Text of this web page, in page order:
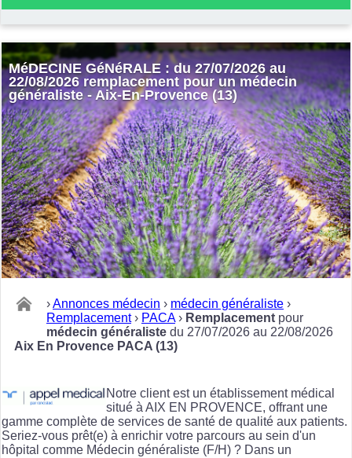
MéDECINE GéNéRALE : du 27/07/2026 au
22/08/2026 remplacement pour un médecin
généraliste - Aix-En-Provence (13)
›Annonces médecin › médecin généraliste ›
Remplacement › PACA › Remplacement pour
médecin généraliste du 27/07/2026 au 22/08/2026
Aix En Provence PACA (13)
Notre client est un établissement médical
situé à AIX EN PROVENCE, offrant une
gamme complète de services de santé de qualité aux patients.
Seriez-vous prêt(e) à enrichir votre parcours au sein d'un
hôpital comme Médecin généraliste (F/H) ? Dans un